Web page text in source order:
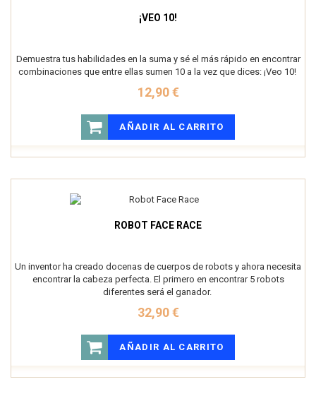
¡VEO 10!
Demuestra tus habilidades en la suma y sé el más rápido en encontrar
combinaciones que entre ellas sumen 10 a la vez que dices: ¡Veo 10!
12,90 €
AÑADIR AL CARRITO
ROBOT FACE RACE
Un inventor ha creado docenas de cuerpos de robots y ahora necesita
encontrar la cabeza perfecta. El primero en encontrar 5 robots
diferentes será el ganador.
32,90 €
AÑADIR AL CARRITO